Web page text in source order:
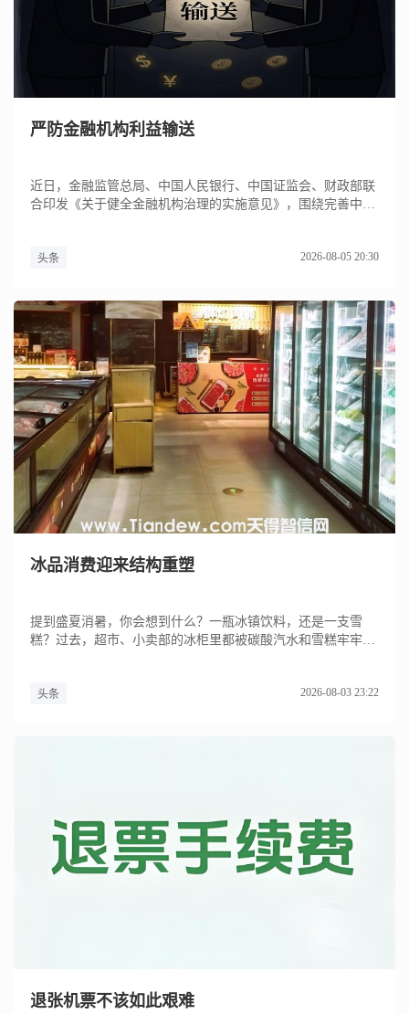
严防金融机构利益输送
近日，金融监管总局、中国人民银行、中国证监会、财政部联
合印发《关于健全金融机构治理的实施意见》，围绕完善中国
头条 2026-08-05 20:30
冰品消费迎来结构重塑
提到盛夏消暑，你会想到什么？一瓶冰镇饮料，还是一支雪
糕？过去，超市、小卖部的冰柜里都被碳酸汽水和雪糕牢牢占
头条 2026-08-03 23:22
退张机票不该如此艰难